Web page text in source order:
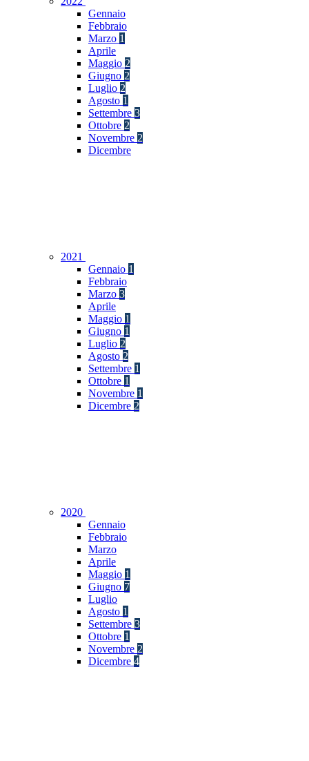
Gennaio
Febbraio
Marzo 1
Aprile
Maggio 2
Giugno 2
Luglio 2
Agosto 1
Settembre 3
Ottobre 2
Novembre 2
Dicembre
2021
Gennaio 1
Febbraio
Marzo 3
Aprile
Maggio 1
Giugno 1
Luglio 2
Agosto 2
Settembre 1
Ottobre 1
Novembre 1
Dicembre 2
2020
Gennaio
Febbraio
Marzo
Aprile
Maggio 1
Giugno 7
Luglio
Agosto 1
Settembre 3
Ottobre 1
Novembre 2
Dicembre 4